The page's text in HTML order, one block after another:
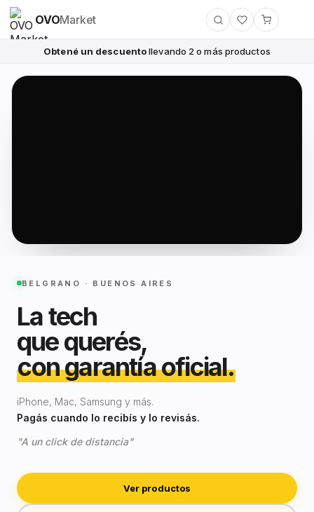
OVOMarket
Obtené un descuentollevando 2 o más productos
BELGRANO · BUENOS AIRES
La tech
que querés,
con garantía oficial.
iPhone, Mac, Samsung y más.
Pagás cuando lo recibís y lo revisás.
"A un click de distancia"
Ver productos